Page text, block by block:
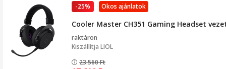
Okos ajánlatok
-25%
Cooler Master CH351 Gaming Headset
raktáron
Kiszállítja LIOL
23.560Ft